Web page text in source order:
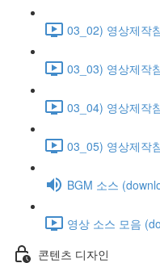
03_02) 영상제작
03_03) 영상제작
03_04) 영상제작
03_05) 영상제작
BGM 소스
영상 소스 모음
콘텐츠 디자인